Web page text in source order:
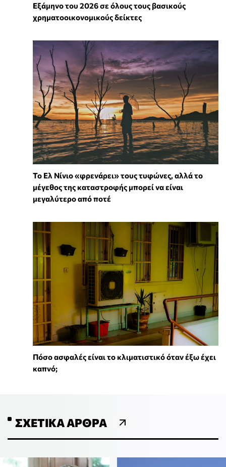
Εξάμηνο του 2026 σε όλους τους βασικούς
χρηματοοικονομικούς δείκτες
Το Ελ Νίνιο «φρενάρει» τους τυφώνες, αλλά το
μέγεθος της καταστροφής μπορεί να είναι
μεγαλύτερο από ποτέ
Πόσο ασφαλές είναι το κλιματιστικό όταν έξω έχει
καπνό;
ΣΧΕΤΙΚΆ ΆΡΘΡΑ